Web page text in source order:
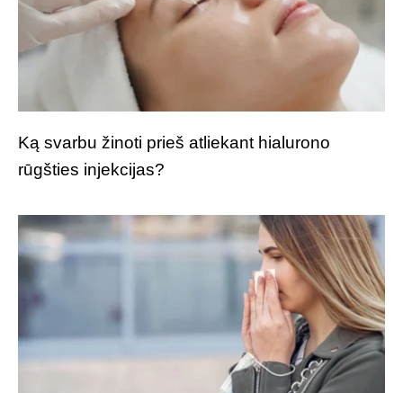
Ką svarbu žinoti prieš atliekant hialurono
rūgšties injekcijas?